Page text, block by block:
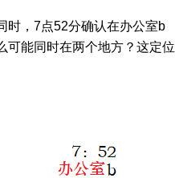
，7点52分确认在办公室b
可能同时在两个地方？这定位